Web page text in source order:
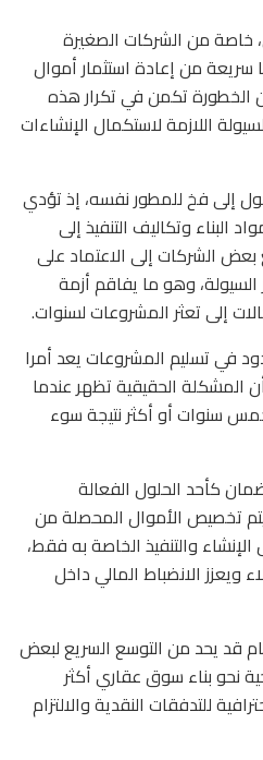
من الشركات الصغيرة
سريعة من إعادة استثمار أموال
الخطورة تكمن في تكرار هذه
اللازمة لاستكمال الإنشاءات
إلى فخ للمطور نفسه، إذ تؤدي
البناء وتكاليف التنفيذ إلى
الشركات إلى الاعتماد على
وهو ما يفاقم أزمة
إلى تعثر المشروعات لسنوات.
في تسليم المشروعات يعد أمرا
المشكلة الحقيقية تظهر عندما
خمس سنوات أو أكثر نتيجة سوء
كأحد الحلول الفعالة
تخصيص الأموال المحصلة من
والتنفيذ الخاصة به فقط،
الانضباط المالي داخل
قد يحد من التوسع السريع لبعض
نحو بناء سوق عقاري أكثر
للتدفقات النقدية والالتزام